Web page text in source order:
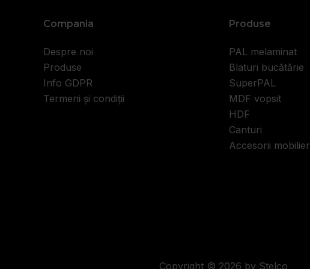
Compania
Despre noi
Produse
Info GDPR
Termeni și condiții
Produse
PAL melaminat
Blaturi bucătărie
SuperPAL
MDF vopsit
HDF
Canturi
Accesorii mobilier
Copyright © 2026 by Stelco